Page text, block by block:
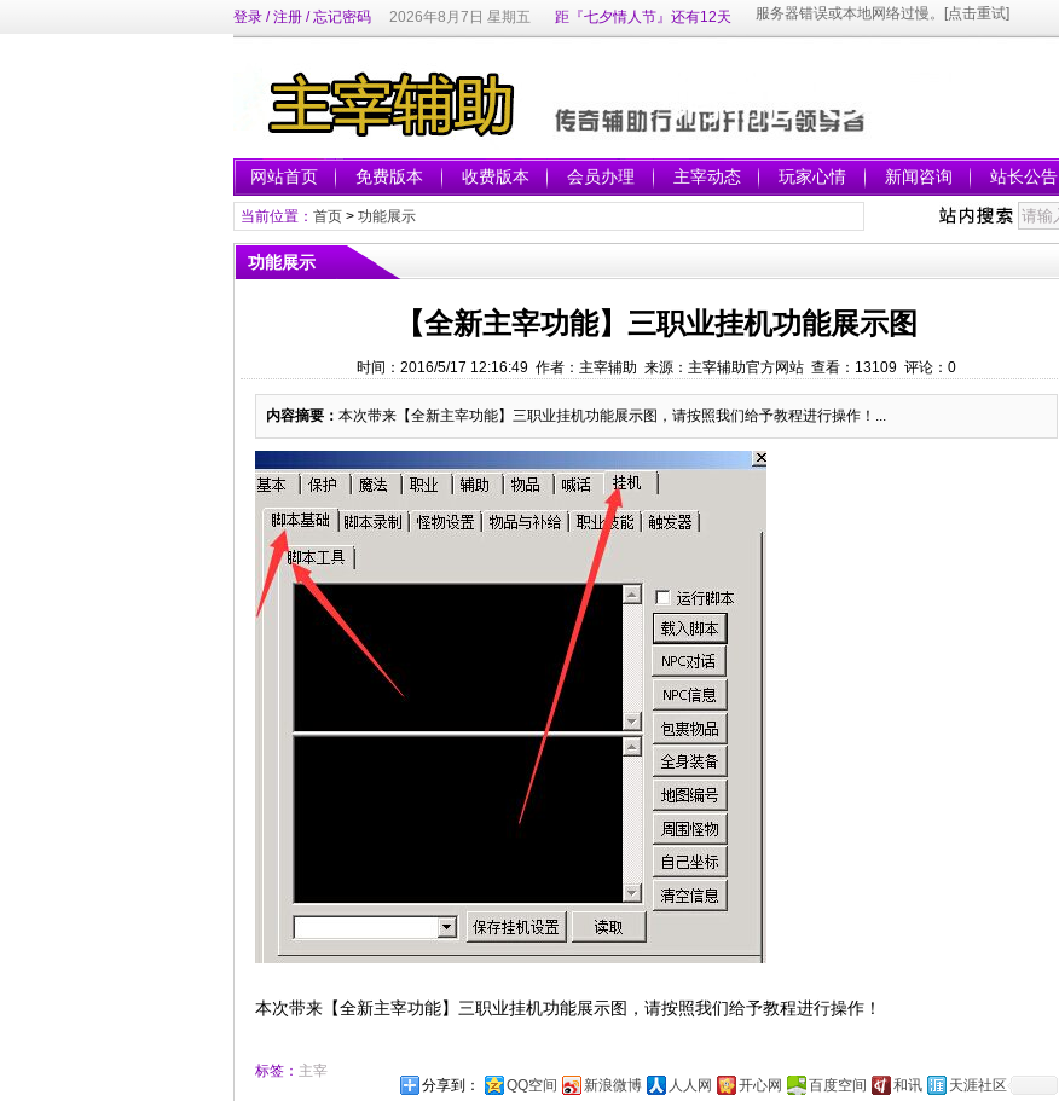
登录/注册/忘记密码 2026年8月7日 星期五 距『七夕情人节』还有12天
网站首页 免费版本 收费版本 会员办理 主宰动态 玩家心情 新闻咨询 站长公告
当前位置： 首页> 功能展示
功能展示
【全新主宰功能】三职业挂机功能展示图
时间：2016/5/17 12:16:49 作者：主宰辅助 来源：主宰辅助官方网站 查看： 13109评论： 0
内容摘要： 本次带来【全新主宰功能】三职业挂机功能展示图，请按照我们给予教程进行操作！...
本次带来【全新主宰功能】三职业挂机功能展示图，请按照我们给予教程进行操作！
标签： 主宰
分享到：
QQ空间 新浪微博 人人网 开心网 百度空间 和讯
天涯社区